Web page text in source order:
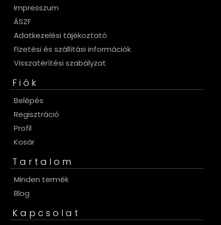
Impresszum
ÁSZF
Adatkezelési tájékoztató
Fizetési és szállítási információk
Visszatérítési szabályzat
Fiók
Belépés
Regisztráció
Profil
Kosár
Tartalom
Minden termék
Blog
Kapcsolat